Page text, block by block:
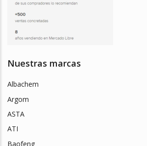
Nuestras marcas
Albachem
Argom
ASTA
ATI
Baofeng